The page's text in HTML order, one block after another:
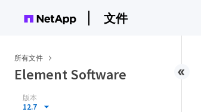
文件
所有文件
Element Software
版本
12.7